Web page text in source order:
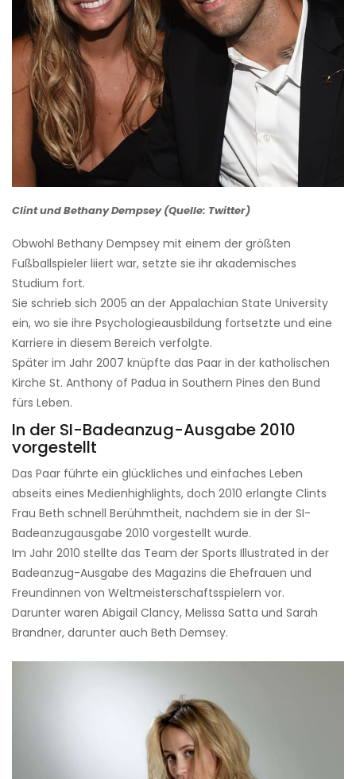
Clint und Bethany Dempsey (Quelle: Twitter)
Obwohl Bethany Dempsey mit einem der größten
Fußballspieler liiert war, setzte sie ihr akademisches
Studium fort.
Sie schrieb sich 2005 an der Appalachian State University
ein, wo sie ihre Psychologieausbildung fortsetzte und eine
Karriere in diesem Bereich verfolgte.
Später im Jahr 2007 knüpfte das Paar in der katholischen
Kirche St. Anthony of Padua in Southern Pines den Bund
fürs Leben.
In der SI-Badeanzug-Ausgabe 2010
vorgestellt
Das Paar führte ein glückliches und einfaches Leben
abseits eines Medienhighlights, doch 2010 erlangte Clints
Frau Beth schnell Berühmtheit, nachdem sie in der SI-
Badeanzugausgabe 2010 vorgestellt wurde.
Im Jahr 2010 stellte das Team der Sports Illustrated in der
Badeanzug-Ausgabe des Magazins die Ehefrauen und
Freundinnen von Weltmeisterschaftsspielern vor.
Darunter waren Abigail Clancy, Melissa Satta und Sarah
Brandner, darunter auch Beth Demsey.